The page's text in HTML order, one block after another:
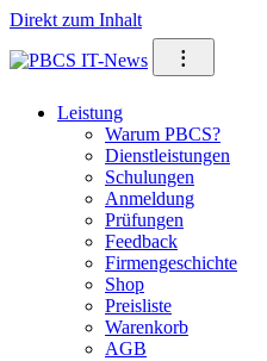
Direkt zum Inhalt
⁝
Leistung
Warum PBCS?
Dienstleistungen
Schulungen
Anmeldung
Prüfungen
Feedback
Firmengeschichte
Shop
Preisliste
Warenkorb
AGB